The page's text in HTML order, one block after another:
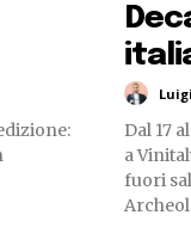
Dal 17
a
fuori